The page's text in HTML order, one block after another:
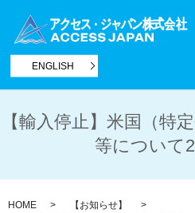
ENGLISH
【輸入停止】米国（特
等について
HOME
【お知らせ】